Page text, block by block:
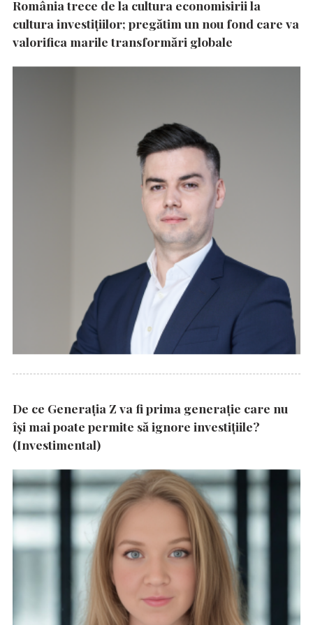
România trece de la cultura economisirii la
cultura investițiilor; pregătim un nou fond care va
valorifica marile transformări globale
De ce Generația Z va fi prima generație care nu
își mai poate permite să ignore investițiile?
(Investimental)